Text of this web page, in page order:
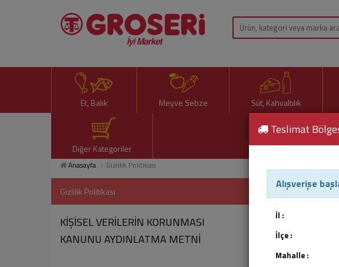
Et, Balık Meyve Sebze Süt, Kahvaltılık
Diğer Kategoriler
Anasayfa Gizlilik Politikası
Gizlilik Politikası
KİŞİSEL VERİLERİN KORUNMASI
KANUNU AYDINLATMA METNİ
Teslimat
Alışverişe
İl :
İlçe :
Mahalle :